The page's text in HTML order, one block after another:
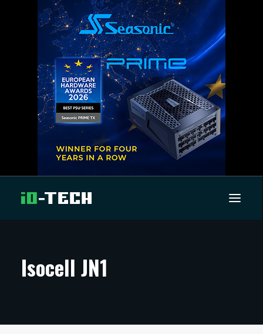
ARTIKKELIT
TECHBBS
Isocell JN1